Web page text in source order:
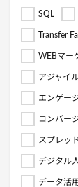
SQL
Transfer
WEBマー
アジャイ
エンゲー
コンバー
スプレッ
デジタル
データ活用